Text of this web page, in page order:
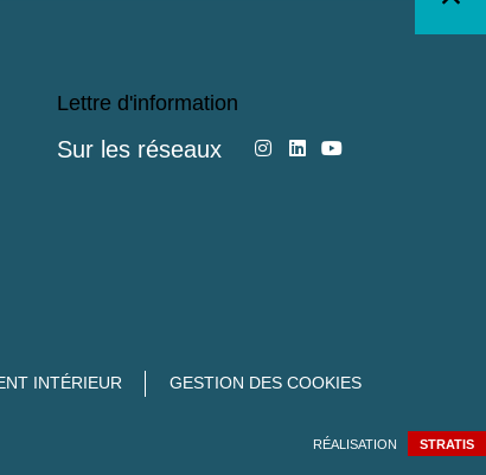
Lettre d'information
Sur les réseaux
INTÉRIEUR GESTION DES COOKIES
RÉALISATION STRATIS